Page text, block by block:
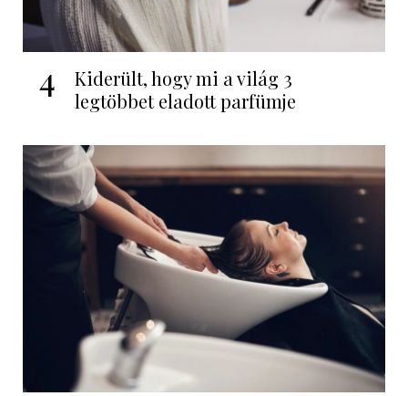
4
Kiderült, hogy mi a világ 3
legtöbbet eladott parfümje